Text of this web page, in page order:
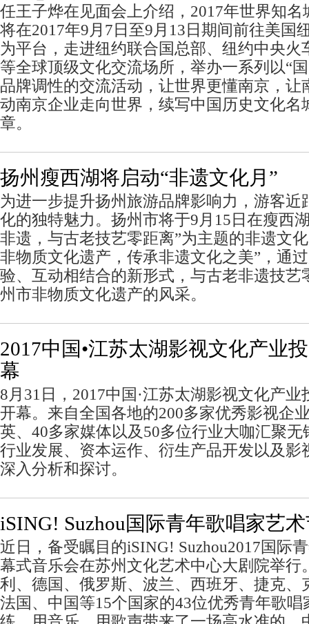
任王子烨在见面会上介绍，2017年世界知名
将在2017年9月7日至9月13日期间前往美国
为平台，走进纽约联合国总部、纽约中央火
等全球顶级文化交流场所，举办一系列以“
品牌调性的交流活动，让世界更懂南京，让
动南京企业走向世界，续写中国历史文化名
章。
扬州瘦西湖将启动“非遗文化月”
为进一步提升扬州旅游品牌影响力，游客近
化的独特魅力。扬州市将于9月15日在瘦西
非遗，与古老技艺零距离”为主题的非遗文
非物质文化遗产，传承非遗文化之美”，通
验、互动相结合的新形式，与古老非遗技艺
州市非物质文化遗产的风采。
2017中国•江苏太湖影视文化产业
幕
8月31日，2017中国·江苏太湖影视文化产
开幕。来自全国各地的200多家优秀影视企
英、40多家媒体以及50多位行业大咖汇聚
行业发展、资本运作、衍生产品开发以及影
深入分析和探讨。
iSING! Suzhou国际青年歌唱家艺
近日，备受瞩目的iSING! Suzhou2017国际
幕式音乐会在苏州文化艺术中心大剧院举行
利、德国、俄罗斯、波兰、西班牙、捷克、
法国、中国等15个国家的43位优秀青年歌